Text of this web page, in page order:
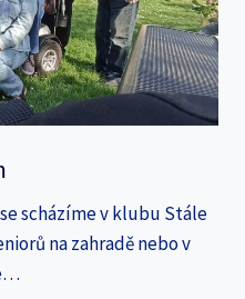
scházíme v klubu Stále
na zahradě nebo v